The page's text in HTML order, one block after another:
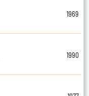
1969
1990